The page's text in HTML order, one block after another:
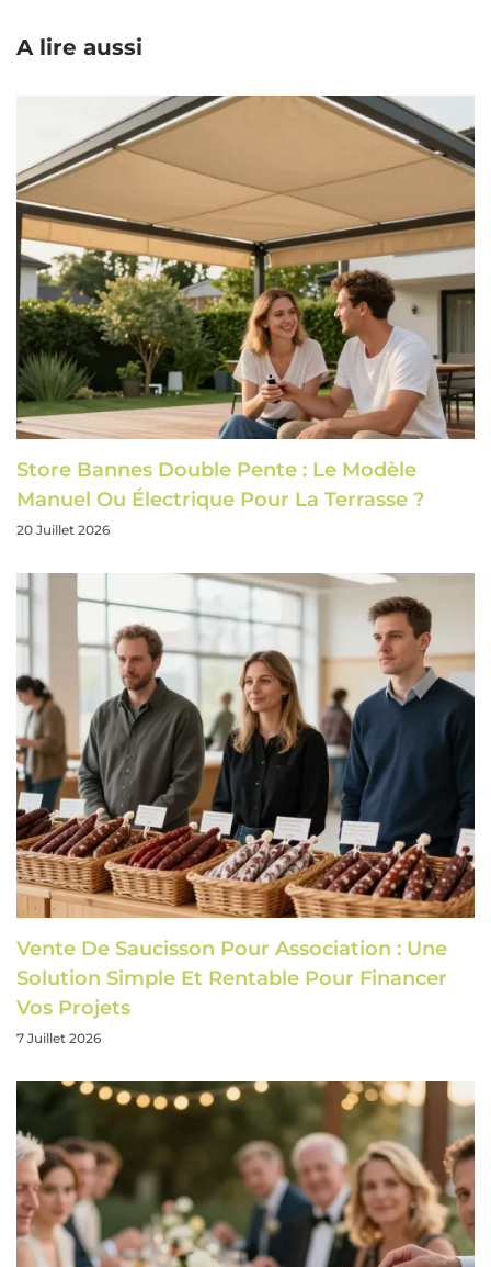
A lire aussi
Store Bannes Double Pente : Le Modèle
Manuel Ou Électrique Pour La Terrasse ?
20 Juillet 2026
Vente De Saucisson Pour Association : Une
Solution Simple Et Rentable Pour Financer
Vos Projets
7 Juillet 2026